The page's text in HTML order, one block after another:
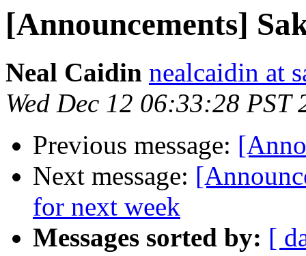
[Announcements]
Neal Caidin nealcaidin at
Wed Dec 12 06:33:28 PST
Previous message:
Next message:
for next week
Messages sorted by: [